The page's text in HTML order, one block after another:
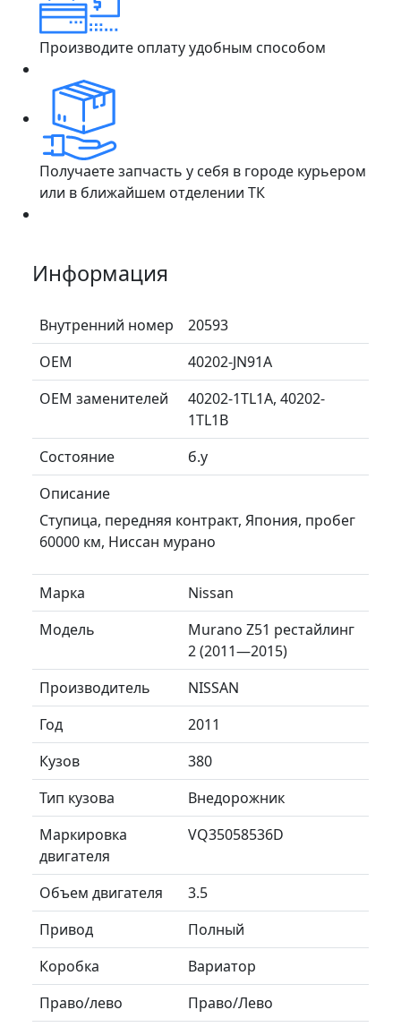
Производите оплату удобным способом
Получаете запчасть у себя в городе курьером
или в ближайшем отделении ТК
Информация
Внутренний номер
20593
ОЕМ
40202-JN91A
ОЕМ заменителей
40202-1TL1A, 40202-
1TL1B
Состояние
б.у
Описание
Ступица, передняя контракт, Япония, пробег
60000 км, Ниссан мурано
Марка
Nissan
Модель
Murano Z51 рестайлинг
2 (2011—2015)
Производитель
NISSAN
Год
2011
Кузов
380
Тип кузова
Внедорожник
Маркировка
двигателя
VQ35058536D
Объем двигателя
3.5
Привод
Полный
Коробка
Вариатор
Право/лево
Право/Лево